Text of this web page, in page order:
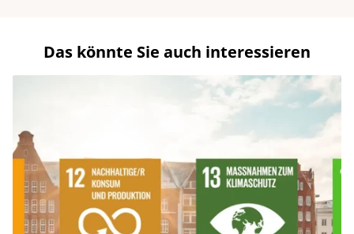
Das könnte Sie auch interessieren